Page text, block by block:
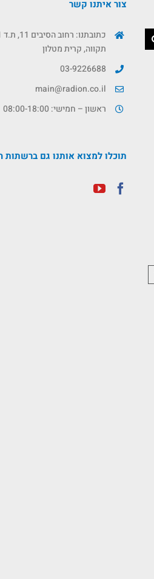
צור איתנו קשר
תקווה, קרית מטלון
03-9226688
main@radion.co.il
ראשון – חמישי: 08:00-18:00
תוכלו למצוא אותנו גם ברשתות